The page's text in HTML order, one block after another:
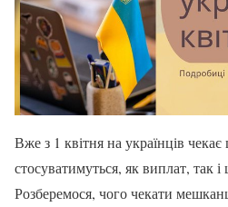
Вже з 1 квітня на українців
стосуватимуться, як виплат, так і
Розберемося, чого чекати